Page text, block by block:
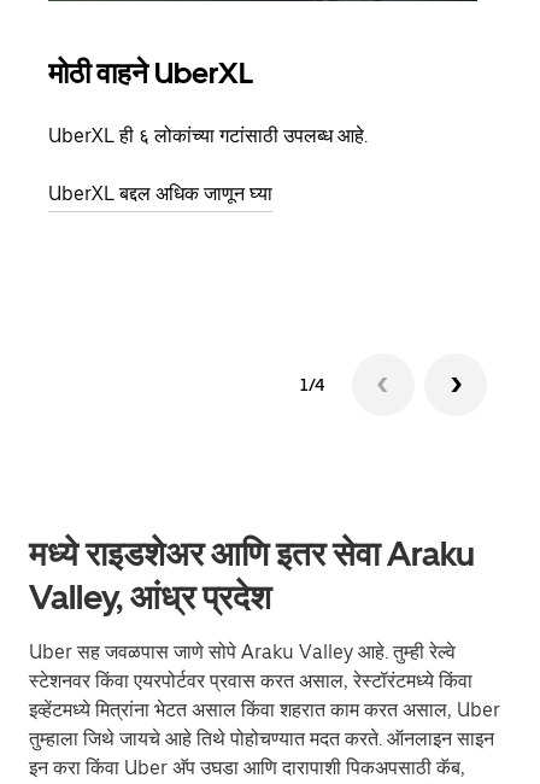
मोठी वाहने UberXL
UberXL ही ६ लोकांच्या गटांसाठी उपलब्ध आहे.
UberXL बद्दल अधिक जाणून घ्या
1/4
मध्ये राइडशेअर आणि इतर सेवा Araku
Valley, आंध्र प्रदेश
Uber सह जवळपास जाणे सोपे Araku Valley आहे. तुम्ही रेल्वे
स्टेशनवर किंवा एयरपोर्टवर प्रवास करत असाल, रेस्टॉरंटमध्ये किंवा
इव्हेंटमध्ये मित्रांना भेटत असाल किंवा शहरात काम करत असाल, Uber
तुम्हाला जिथे जायचे आहे तिथे पोहोचण्यात मदत करते. ऑनलाइन साइन
इन करा किंवा Uber अ‍ॅप उघडा आणि दारापाशी पिकअपसाठी कॅब,